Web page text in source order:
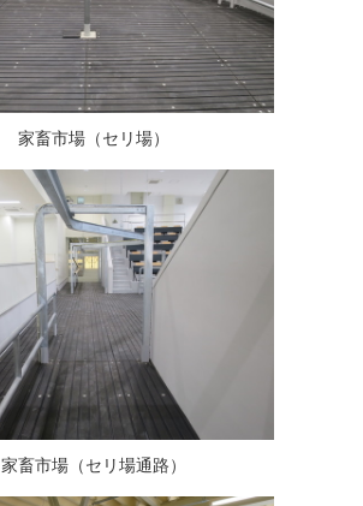
家畜市場（セリ場）
家畜市場（セリ場通路）